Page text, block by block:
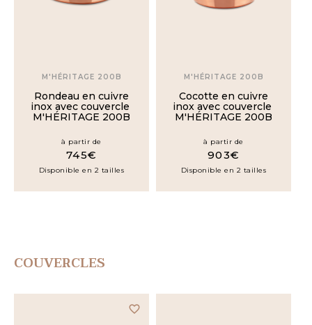
M'HÉRITAGE 200B
Rondeau en cuivre
inox avec couvercle
M'HÉRITAGE 200B
à partir de
745€
Disponible en 2 tailles
M'HÉRITAGE 200B
Cocotte en cuivre
inox avec couvercle
M'HÉRITAGE 200B
à partir de
903€
Disponible en 2 tailles
COUVERCLES
favorite_border